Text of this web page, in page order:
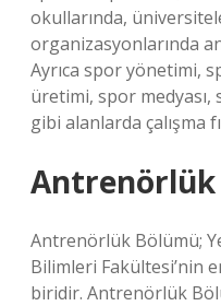
okullarında,
organizasyonlarında
Ayrıca spor yönetimi,
üretimi, spor
gibi alanlarda çalışma
Antrenörlük
Antrenörlük Bölümü;
Bilimleri Fakültesi’nin
biridir. Antrenörlük